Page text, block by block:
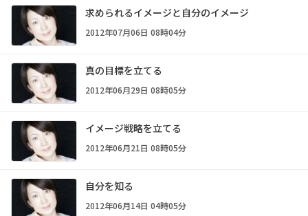
求められるイメージと自分のイメージ
2012年07月06日 08時04分
真の目標を立てる
2012年06月29日 08時05分
イメージ戦略を立てる
2012年06月21日 08時05分
自分を知る
2012年06月14日 04時05分